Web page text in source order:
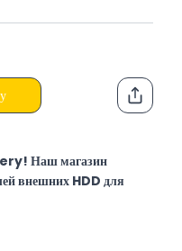
Наш магазин
внешних HDD для
Сулейман Рустам